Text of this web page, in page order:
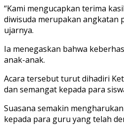
“Kami mengucapkan terima
diwisuda merupakan angkatan
ujarnya.
Ia menegaskan bahwa
anak-anak.
Acara tersebut turut dihadiri
dan semangat kepada para
Suasana semakin
kepada para guru yang telah